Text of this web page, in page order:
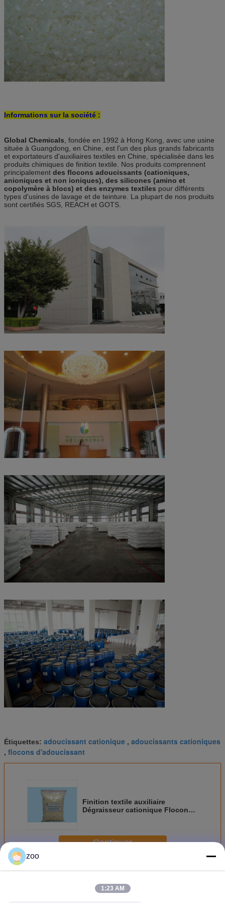
Informations sur la société :
Global Chemicals , fondée en 1992 à Hong Kong, avec une usine
située à Guangdong, en Chine, est l'un des plus grands fabricants
et exportateurs d'auxiliaires textiles en Chine, spécialisée dans les
produits chimiques de finition textile. Nos produits comprennent
principalement des flocons adoucissants (cationiques,
anioniques et non ioniques), des silicones (amino et
copolymère à blocs) et des enzymes textiles pour différents
types d'usines de lavage et de teinture. La plupart de nos produits
sont certifiés SGS, REACH et GOTS.
Étiquettes: adoucissant cationique , adoucissants cationiques
, flocons d'adoucissant
Finition textile auxiliaire
Dégraisseur cationique Flocons
Continuer
PlusDégraissants cationiques en flocons
zoo
1:23 AM